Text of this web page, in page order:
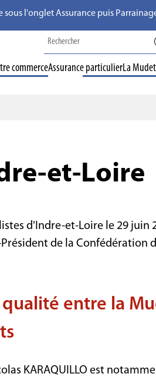
l'onglet Assurance puis
commerceAssurance particulierLa
et-Loire
d'Indre-et-Loire le 29 juin
de la Confédération
qualité entre la
KARAQUILLO est